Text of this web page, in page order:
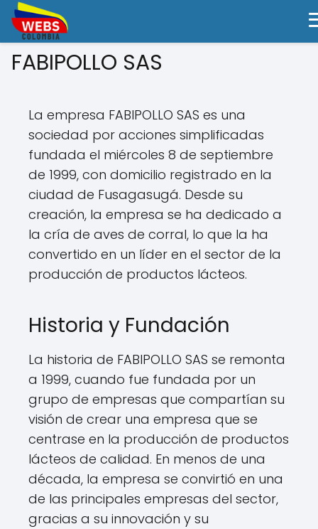
FABIPOLLO SAS
La empresa FABIPOLLO SAS es una
sociedad por acciones simplificadas
fundada el miércoles 8 de septiembre
de 1999, con domicilio registrado en la
ciudad de Fusagasugá. Desde su
creación, la empresa se ha dedicado a
la cría de aves de corral, lo que la ha
convertido en un líder en el sector de la
producción de productos lácteos.
Historia y Fundación
La historia de FABIPOLLO SAS se remonta
a 1999, cuando fue fundada por un
grupo de empresas que compartían su
visión de crear una empresa que se
centrase en la producción de productos
lácteos de calidad. En menos de una
década, la empresa se convirtió en una
de las principales empresas del sector,
gracias a su innovación y su